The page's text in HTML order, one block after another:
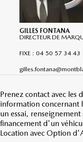
GILLES FONTANA
DIRECTEUR DE
FIXE : 04 50 57 34 43
Prenez contact avec les
information concernant
un essai,
financement d'un
Location avec Option